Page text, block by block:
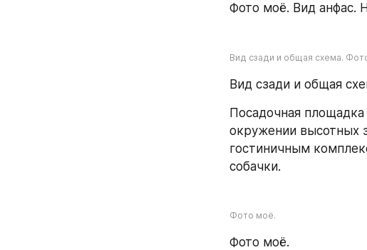
Фото моё. Вид анфас.
Вид сзади и общая схема.
Вид сзади и общая
Посадочная
окружении высотных
гостиничным
собачки.
Фото моё.
Фото моё.